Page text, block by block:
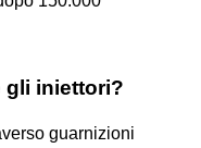
gli iniettori?
guarnizioni